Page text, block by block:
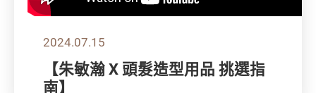
2024.07.15
【朱敏瀚 X 頭髮造型用品 挑選指
南】